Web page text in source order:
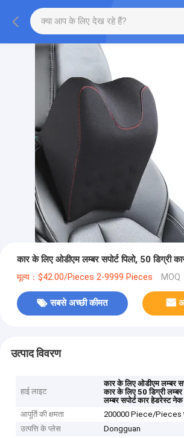
कार के लिए ओडीएम लम्बर सपोर्ट पिलो, 50 डिग्री
मूल्य：$42.00/Pieces 2-9999 Pieces
सबसे अच्छी कीमत
उत्पाद विवरण
हाई लाइट
कार के लिए ओडीएम लम्बर
कार के लिए 50 डिग्री लम्बर
लम्बर सपोर्ट कार हेडरेस्ट नेक
आपूर्ति की क्षमता
200000 Piece/Pieces
उत्पत्ति के प्लेस
Dongguan